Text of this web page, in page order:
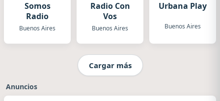
Somos
Radio
Buenos Aires
Radio Con
Vos
Buenos Aires
Urbana Play
Buenos Aires
Cargar más
Anuncios